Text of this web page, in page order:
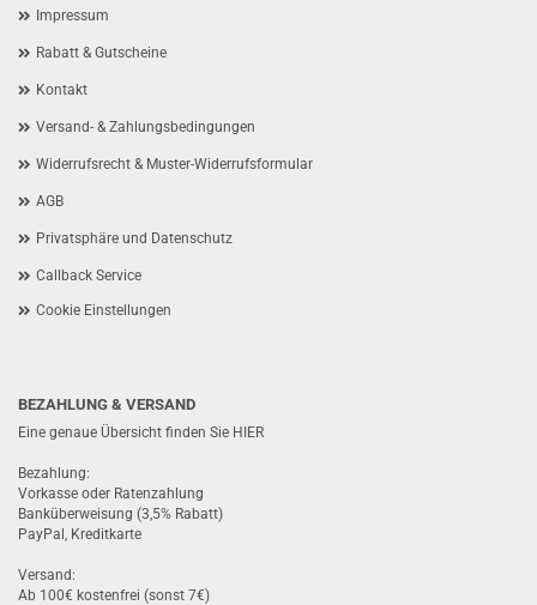
Impressum
Rabatt & Gutscheine
Kontakt
Versand- & Zahlungsbedingungen
Widerrufsrecht & Muster-Widerrufsformular
AGB
Privatsphäre und Datenschutz
Callback Service
Cookie Einstellungen
BEZAHLUNG & VERSAND
Eine genaue Übersicht finden Sie HIER
Bezahlung:
Vorkasse oder Ratenzahlung
Banküberweisung (3,5% Rabatt)
PayPal, Kreditkarte
Versand:
Ab 100€ kostenfrei (sonst 7€)